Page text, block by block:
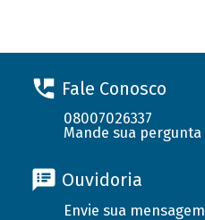
Fale Conosco
08007026337
Mande sua pergunta
Ouvidoria
Envie sua mensagem